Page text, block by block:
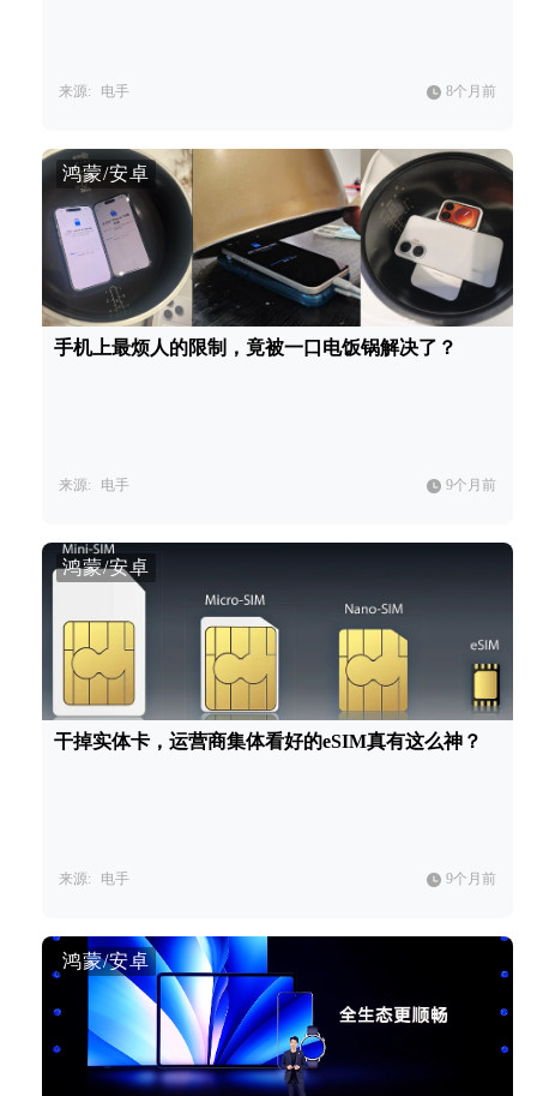
来源: 电手 8个月前
鸿蒙/安卓
手机上最烦人的限制，竟被一口电饭锅解决了？
来源: 电手 9个月前
鸿蒙/安卓
干掉实体卡，运营商集体看好的eSIM真有这么神？
来源: 电手 9个月前
鸿蒙/安卓